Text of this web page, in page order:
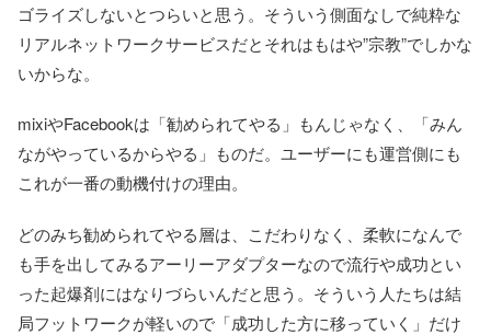
ゴライズしないとつらいと思う。そういう側面なしで純粋な
リアルネットワークサービスだとそれはもはや”宗教”でしかな
いからな。
mixiやFacebookは「勧められてやる」もんじゃなく、「みん
ながやっているからやる」ものだ。ユーザーにも運営側にも
これが一番の動機付けの理由。
どのみち勧められてやる層は、こだわりなく、柔軟になんで
も手を出してみるアーリーアダプターなので流行や成功とい
った起爆剤にはなりづらいんだと思う。そういう人たちは結
局フットワークが軽いので「成功した方に移っていく」だけ